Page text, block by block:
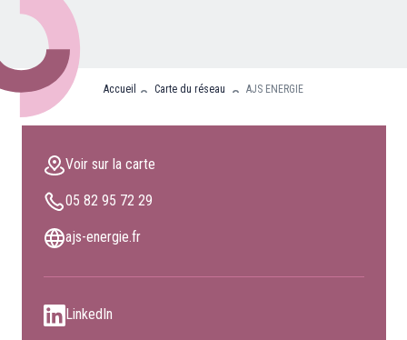
Nos partenaires
Clients professionnels
Accueil Carte du réseau AJS ENERGIE
Voir sur la carte
05 82 95 72 29
ajs-energie.fr
LinkedIn